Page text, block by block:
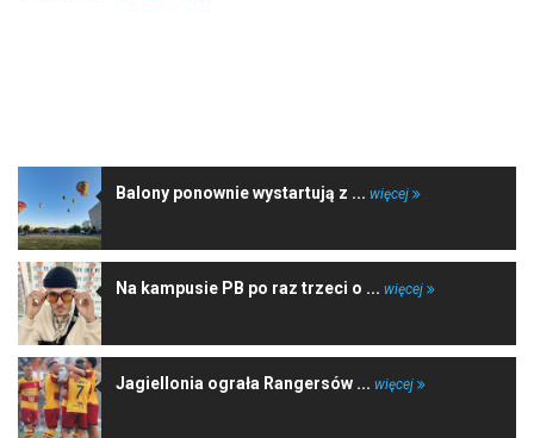
Balony ponownie wystartują z ... więcej
Na kampusie PB po raz trzeci o ... więcej
Jagiellonia ograła Rangersów ... więcej